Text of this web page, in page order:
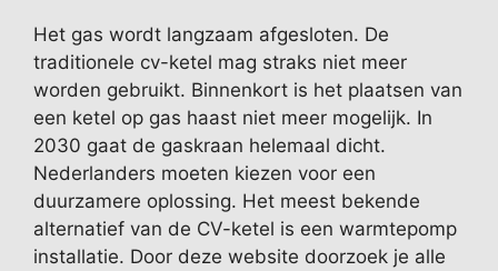
Het gas wordt langzaam afgesloten. De
traditionele cv-ketel mag straks niet meer
worden gebruikt. Binnenkort is het plaatsen van
een ketel op gas haast niet meer mogelijk. In
2030 gaat de gaskraan helemaal dicht.
Nederlanders moeten kiezen voor een
duurzamere oplossing. Het meest bekende
alternatief van de CV-ketel is een warmtepomp
installatie. Door deze website doorzoek je alle